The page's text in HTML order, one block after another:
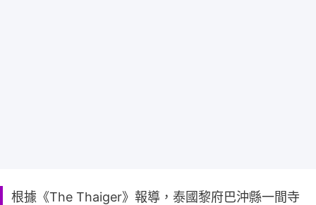
根據《The Thaiger》報導，泰國黎府巴沖縣一間寺